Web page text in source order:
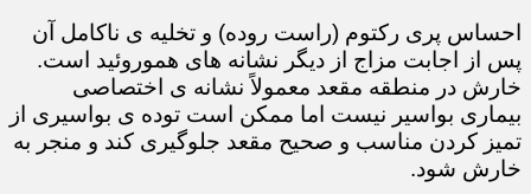
احساس پری رکتوم (راست روده) و تخلیه ی ناکامل آن
پس از اجابت مزاج از دیگر نشانه های هموروئید است.
خارش در منطقه مقعد معمولاً نشانه ی اختصاصی
بیماری بواسیر نیست اما ممکن است توده ی بواسیری از
تمیز کردن مناسب و صحیح مقعد جلوگیری کند و منجر به
خارش شود.